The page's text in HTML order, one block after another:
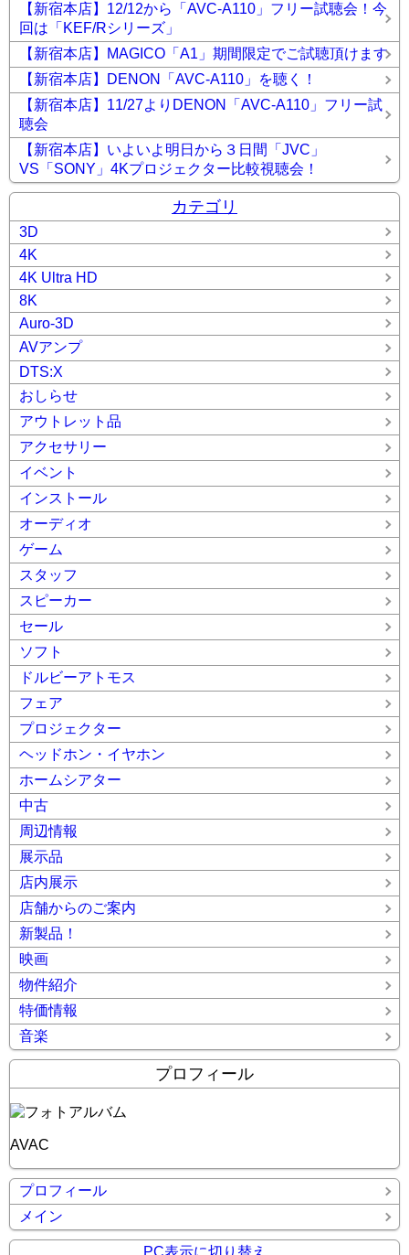
【新宿本店】12/12から「AVC-A110」フリー試聴会！今
回は「KEF/Rシリーズ」
【新宿本店】MAGICO「A1」期間限定でご試聴頂けます
【新宿本店】DENON「AVC-A110」を聴く！
【新宿本店】11/27よりDENON「AVC-A110」フリー試
聴会
【新宿本店】いよいよ明日から３日間「JVC」
VS「SONY」4Kプロジェクター比較視聴会！
カテゴリ
3D
4K
4K Ultra HD
8K
Auro-3D
AVアンプ
DTS:X
おしらせ
アウトレット品
アクセサリー
イベント
インストール
オーディオ
ゲーム
スタッフ
スピーカー
セール
ソフト
ドルビーアトモス
フェア
プロジェクター
ヘッドホン・イヤホン
ホームシアター
中古
周辺情報
展示品
店内展示
店舗からのご案内
新製品！
映画
物件紹介
特価情報
音楽
プロフィール
AVAC
プロフィール
メイン